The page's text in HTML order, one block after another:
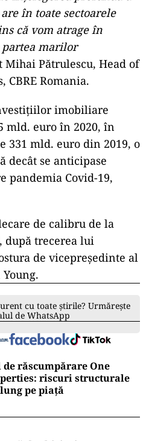
în toate sectoarele
că vom atrage în
marilor
Mihai Pătrulescu, Head of
CBRE Romania.
imobiliare
mld. euro în 2020, în
331 mld. euro din 2019, o
decât se anticipase
pandemia Covid-19,
de calibru de la
după trecerea lui
de vicepreședinte al
cu toate știrile? Urmărește
de WhatsApp
răscumpărare One
riscuri structurale
pe piață